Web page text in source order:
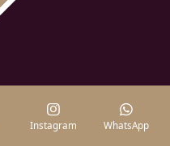
Instagram WhatsApp